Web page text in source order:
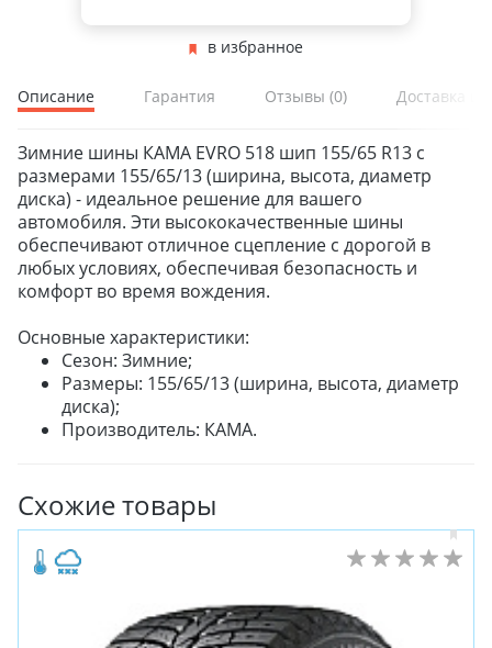
в избранное
Описание Гарантия Отзывы (0) Доставка и
Зимние шины КАМА EVRO 518 шип 155/65 R13 с
размерами 155/65/13 (ширина, высота, диаметр
диска) - идеальное решение для вашего
автомобиля. Эти высококачественные шины
обеспечивают отличное сцепление с дорогой в
любых условиях, обеспечивая безопасность и
комфорт во время вождения.
Основные характеристики:
Сезон: Зимние;
Размеры: 155/65/13 (ширина, высота, диаметр
диска);
Производитель: КАМА.
Схожие товары